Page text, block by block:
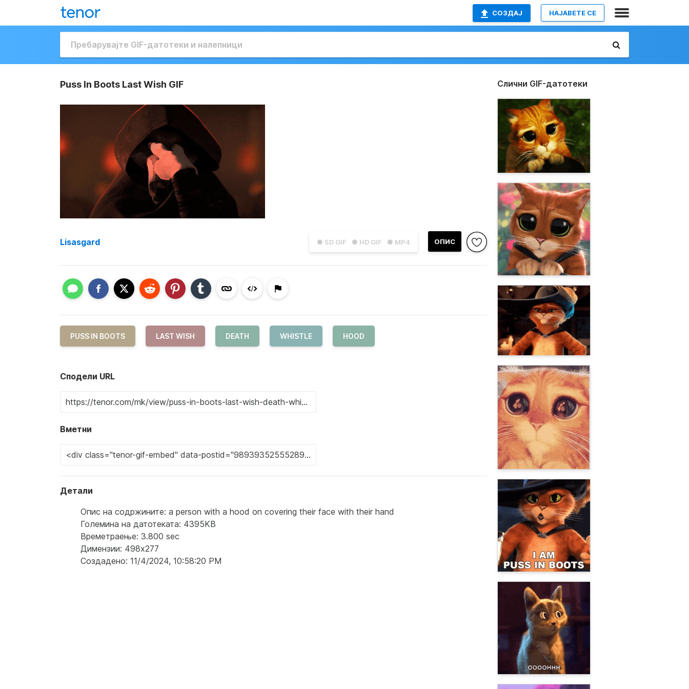
СОЗДАЈ НАЈАВETE СЕ
Puss In Boots Last Wish GIF
● SD GIF ● HD GIF ● MP4 ОПИС
Lisasgard
PUSS IN BOOTS LAST WISH DEATH WHISTLE HOOD
Сподели URL
Вметни
Детали
Опис на содржините: a person with a hood on covering their face with their hand
Големина на датотеката: 4395KB
Времетраење: 3.800 sec
Димензии: 498x277
Создадено: 11/4/2024, 10:58:20 PM
Слични GIF-датотеки